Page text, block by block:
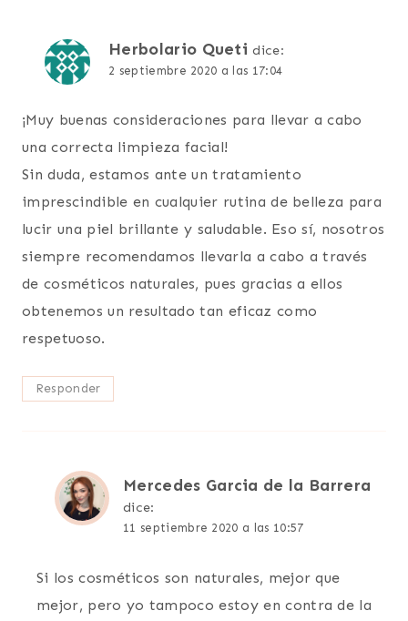
Herbolario Queti dice:
2 septiembre 2020 a las 17:04
¡Muy buenas consideraciones para llevar a cabo
una correcta limpieza facial!
Sin duda, estamos ante un tratamiento
imprescindible en cualquier rutina de belleza para
lucir una piel brillante y saludable. Eso sí, nosotros
siempre recomendamos llevarla a cabo a través
de cosméticos naturales, pues gracias a ellos
obtenemos un resultado tan eficaz como
respetuoso.
Responder
Mercedes Garcia de la Barrera
dice:
11 septiembre 2020 a las 10:57
Si los cosméticos son naturales, mejor que
mejor, pero yo tampoco estoy en contra de la